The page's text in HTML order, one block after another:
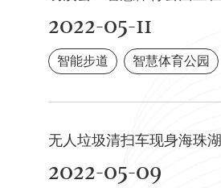
2022-05-11
智能步道 智慧体育公园
无人垃圾清扫车现身海珠
2022-05-09